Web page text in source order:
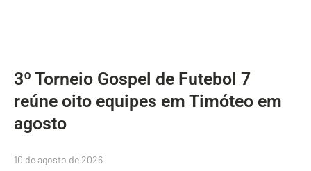
3º Torneio Gospel de Futebol 7
reúne oito equipes em Timóteo em
agosto
10 de agosto de 2026